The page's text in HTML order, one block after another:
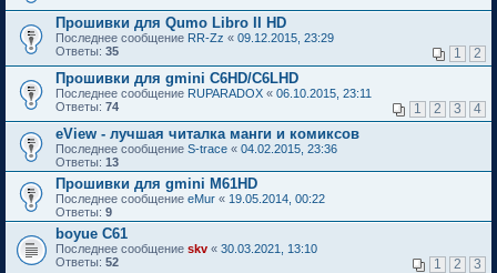
Прошивки для Qumo Libro II HD
Последнее сообщение RR-Zz « 09.12.2015, 23:29
Ответы: 35 1 2
Прошивки для gmini С6HD/C6LHD
Последнее сообщение RUPARADOX « 06.10.2015, 23:11
Ответы: 74 1 2 3 4
eView - лучшая читалка манги и комиксов
Последнее сообщение S-trace « 04.02.2015, 23:36
Ответы: 13
Прошивки для gmini M61HD
Последнее сообщение eMur « 19.05.2014, 00:22
Ответы: 9
boyue C61
Последнее сообщение skv « 30.03.2021, 13:10
Ответы: 52 1 2 3